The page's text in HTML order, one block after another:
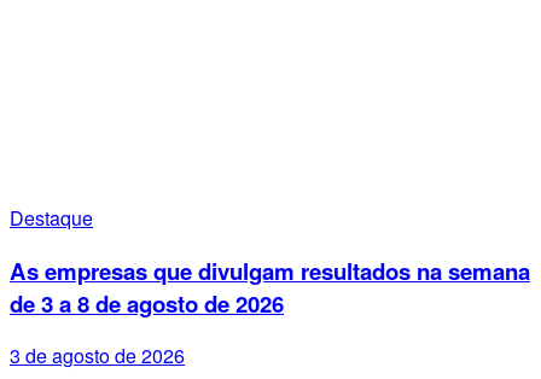
Destaque
As empresas que divulgam resultados na semana
de 3 a 8 de agosto de 2026
3 de agosto de 2026